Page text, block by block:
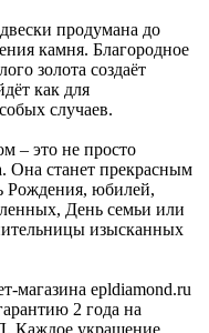
продумана до
камня. Благородное
золота создаёт
как для
случаев.
– это не просто
Она станет прекрасным
Рождения, юбилей,
День семьи или
изысканных
магазина epldiamond.ru
2 года на
Каждое украшение